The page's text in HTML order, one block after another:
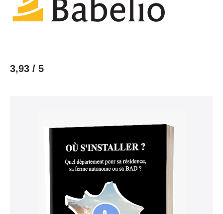
3,93 / 5